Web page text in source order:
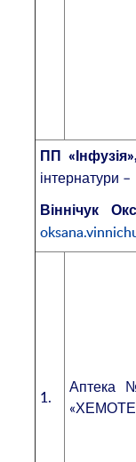
ПП
інтернатури –
Віннічук
1.